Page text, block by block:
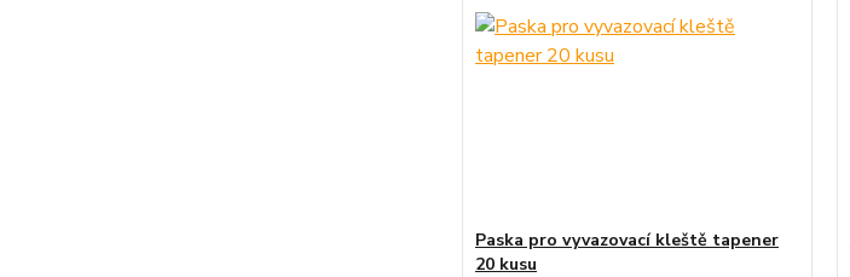
Paska pro vyvazovací kleště tapener
20 kusu